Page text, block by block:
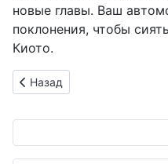
новые главы. Ваш
поклонения, чтобы
Киото.
Предыдущий: Nidec:
Назад